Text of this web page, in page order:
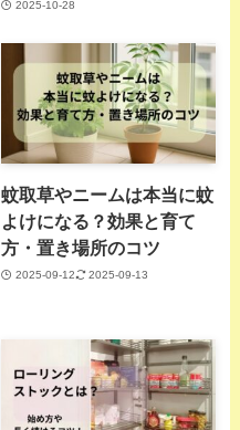
2025-10-28
蚊取草やニームは本当に蚊
よけになる？効果と育て
方・置き場所のコツ
2025-09-12 2025-09-13